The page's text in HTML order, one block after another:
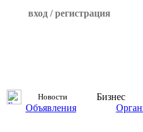
вход / регистрация
Новости Бизнес
Объявления